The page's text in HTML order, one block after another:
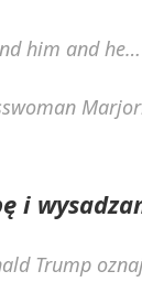
him and he…
i
Trump